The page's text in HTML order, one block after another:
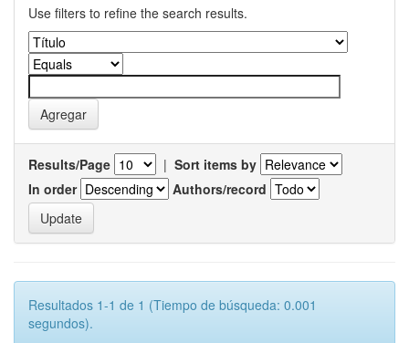
Use filters to refine the search results.
Results/Page | Sort items by
In order
Authors/record
Resultados 1-1 de 1 (Tiempo de búsqueda: 0.001
segundos).